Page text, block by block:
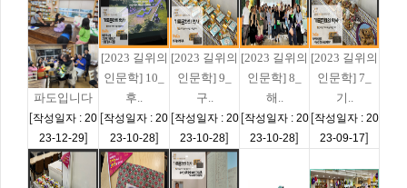
파도입니다
[작성일자 : 20
23-12-29]
[2023 길위의
인문학] 10_
후..
[작성일자 : 20
23-10-28]
[2023 길위의
인문학] 9_
구..
[작성일자 : 20
23-10-28]
[2023 길위의
인문학] 8_
해..
[작성일자 : 20
23-10-28]
[2023 길위의
인문학] 7_
기..
[작성일자 : 20
23-09-17]